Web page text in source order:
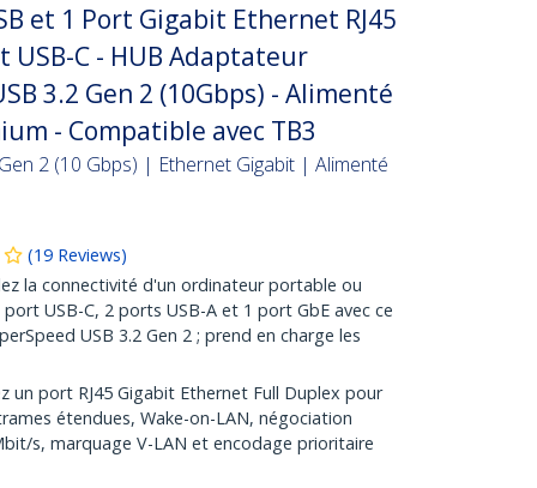
et 1 Port Gigabit Ethernet RJ45
USB-C - HUB Adaptateur
3.2 Gen 2 (10Gbps) - Alimenté
- Compatible avec TB3
2 (10 Gbps) | Ethernet Gigabit | Alimenté
(19 Reviews)
la connectivité d'un ordinateur portable ou
USB-C, 2 ports USB-A et 1 port GbE avec ce
USB 3.2 Gen 2 ; prend en charge les
un port RJ45 Gigabit Ethernet Full Duplex pour
étendues, Wake-on-LAN, négociation
s, marquage V-LAN et encodage prioritaire